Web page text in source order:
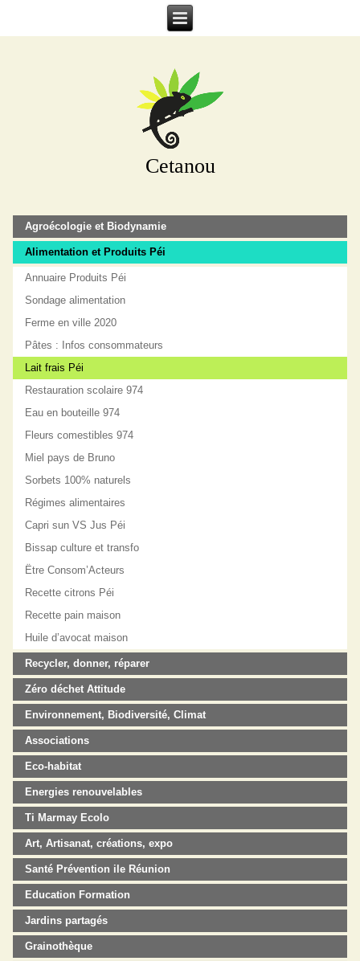
Cetanou
Agroécologie et Biodynamie
Alimentation et Produits Péi
Annuaire Produits Péi
Sondage alimentation
Ferme en ville 2020
Pâtes : Infos consommateurs
Lait frais Péi
Restauration scolaire 974
Eau en bouteille 974
Fleurs comestibles 974
Miel pays de Bruno
Sorbets 100% naturels
Régimes alimentaires
Capri sun VS Jus Péi
Bissap culture et transfo
Ëtre Consom’Acteurs
Recette citrons Péi
Recette pain maison
Huile d’avocat maison
Recycler, donner, réparer
Zéro déchet Attitude
Environnement, Biodiversité, Climat
Associations
Eco-habitat
Energies renouvelables
Ti Marmay Ecolo
Art, Artisanat, créations, expo
Santé Prévention ile Réunion
Education Formation
Jardins partagés
Grainothèque